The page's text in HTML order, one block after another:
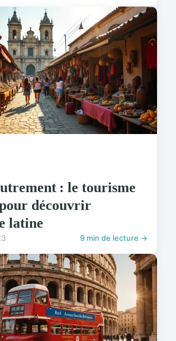
: le tourisme
découvrir
latine
9 min de lecture →